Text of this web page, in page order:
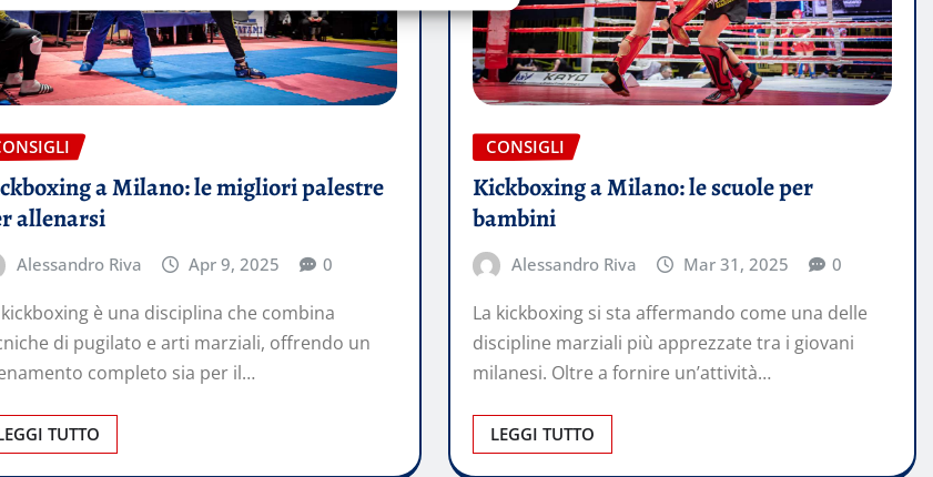
a Milano: le migliori palestre
allenarsi
Alessandro Riva Apr 9, 2025 0
kickboxing è una disciplina che combina
di pugilato e arti marziali, offrendo un
completo sia per il…
TUTTO
CONSIGLI
Kickboxing a Milano: le scuole per
bambini
Alessandro Riva Mar 31, 2025 0
​La kickboxing si sta affermando come una delle
discipline marziali più apprezzate tra i giovani
milanesi. Oltre a fornire un’attività…
LEGGI TUTTO